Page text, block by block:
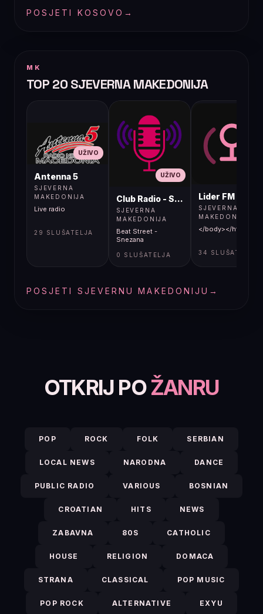
POSJETI KOSOVO →
MK
TOP 20 SJEVERNA MAKEDONIJA
UŽIVO
Antenna 5
SJEVERNA
MAKEDONIJA
Live radio
29 SLUŠATELJA
UŽIVO
Club Radio - Skopje, Mcedonia
SJEVERNA
MAKEDONIJA
Beat Street -
Snezana
0 SLUŠATELJA
Lider FM 107,4
SJEVERNA
MAKEDONIJA
</body></html>
34 SLUŠATELJA
POSJETI SJEVERNU MAKEDONIJU →
OTKRIJ POŽANRU
POP ROCK FOLK SERBIAN
LOCAL NEWS NARODNA DANCE
PUBLIC RADIO VARIOUS BOSNIAN
CROATIAN HITS NEWS
ZABAVNA 80S CATHOLIC
HOUSE RELIGION DOMACA
STRANA CLASSICAL POP MUSIC
POP ROCK ALTERNATIVE EXYU